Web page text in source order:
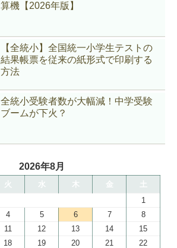
算機【2026年版】
【全統小】全国統一小学生テストの
結果帳票を従来の紙形式で印刷する
方法
全統小受験者数が大幅減！中学受験
ブームが下火？
2026年8月
火 水 木 金
土
1
4 5 6 7
8
11 12 13 14
15
18 19 20 21
22